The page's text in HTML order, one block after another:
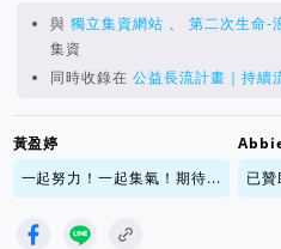
與 獨立集資網站 、 第二次生命-
集資
同時收錄在 公益長流計畫｜持續
黃盈婷
一起努力！一起集氣！期待...
已